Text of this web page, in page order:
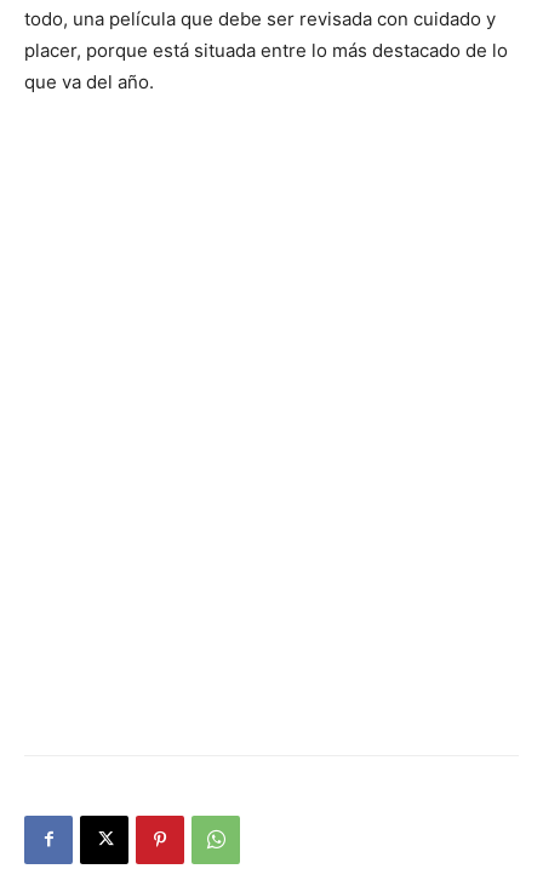
todo, una película que debe ser revisada con cuidado y
placer, porque está situada entre lo más destacado de lo
que va del año.